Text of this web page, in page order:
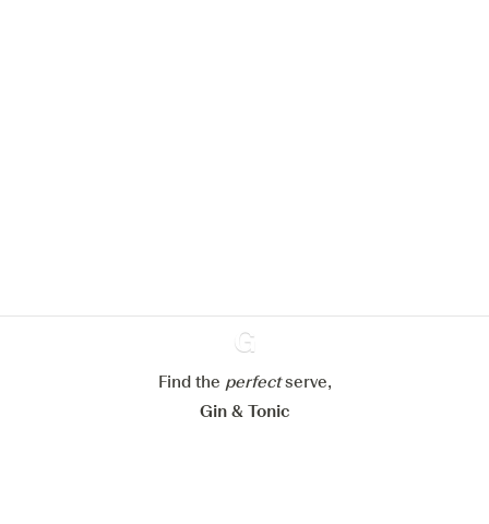
Ginventory
Find the perfectserve,
Gin & Tonic